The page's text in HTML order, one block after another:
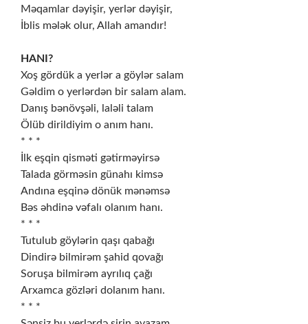
Məqamlar dəyişir, yerlər dəyişir,
İblis mələk olur, Allah amandır!
HANI?
Xoş gördük a yerlər a göylər salam
Gəldim o yerlərdən bir salam alam.
Danış bənövşəli, laləli talam
Ölüb dirildiyim o anım hanı.
* * *
İlk eşqin qisməti gətirməyirsə
Talada görməsin günahı kimsə
Andına eşqinə dönük mənəmsə
Bəs əhdinə vəfalı olanım hanı.
* * *
Tutulub göylərin qaşı qabağı
Dindirə bilmirəm şahid qovağı
Soruşa bilmirəm ayrılıq çağı
Arxamca gözləri dolanım hanı.
* * *